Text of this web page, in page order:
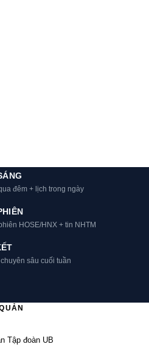
đêm + lịch trong ngày
HOSE/HNX + tin NHTM
sâu cuối tuần
Tập đoàn UB